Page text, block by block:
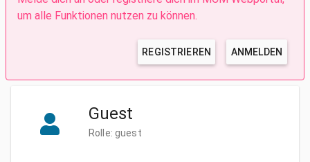
um alle Funktionen nutzen zu können.
REGISTRIEREN ANMELDEN
Guest
Rolle: guest